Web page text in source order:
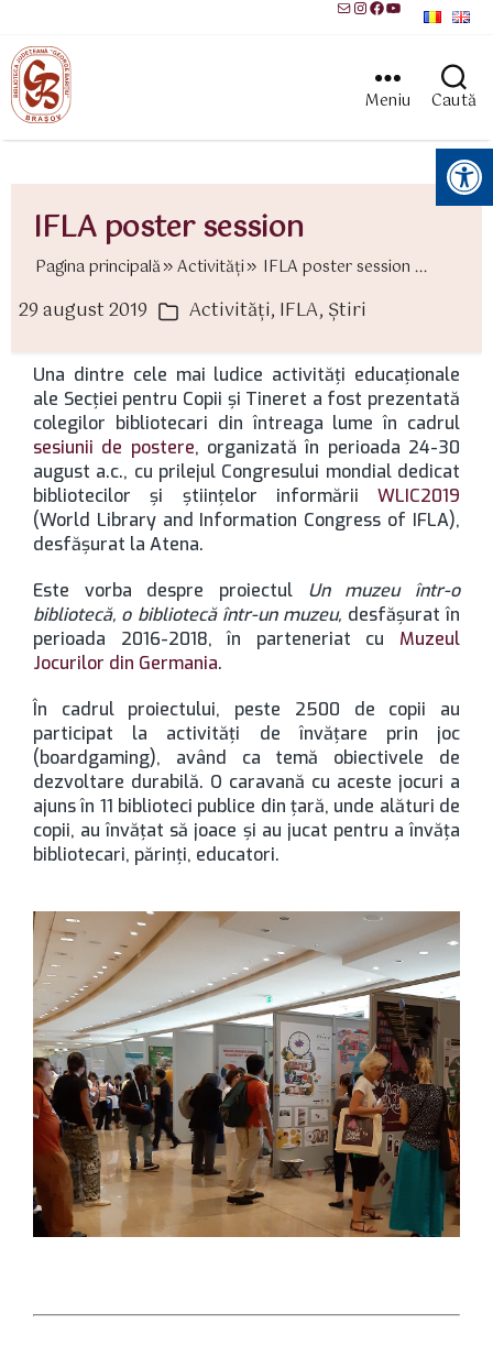
MailInstagram
Facebook
YouTube
Meniu Caută
Instrumente pentru accesibilitate
IFLA poster session
Pagina principală Activităţi IFLA poster session ...
29 august 2019 Categorii
Activităţi, IFLA, Știri
Una dintre cele mai ludice activități educaționale
ale Secției pentru Copii și Tineret a fost prezentată
colegilor bibliotecari din întreaga lume în cadrul
sesiunii de postere, organizată în perioada 24-30
august a.c., cu prilejul Congresului mondial dedicat
bibliotecilor și științelor informării WLIC2019
(World Library and Information Congress of IFLA),
desfășurat la Atena.
Este vorba despre proiectul Un muzeu într-o
bibliotecă, o bibliotecă într-un muzeu, desfășurat în
perioada 2016-2018, în parteneriat cu Muzeul
Jocurilor din Germania.
În cadrul proiectului, peste 2500 de copii au
participat la activități de învățare prin joc
(boardgaming), având ca temă obiectivele de
dezvoltare durabilă. O caravană cu aceste jocuri a
ajuns în 11 biblioteci publice din țară, unde alături de
copii, au învățat să joace și au jucat pentru a învăța
bibliotecari, părinți, educatori.